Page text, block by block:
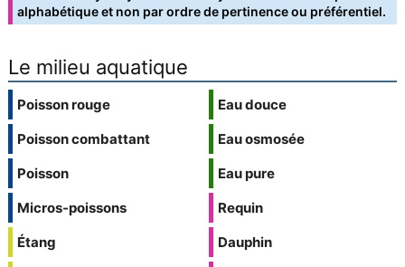
alphabétique et non par ordre de pertinence ou préférentiel.
Le milieu aquatique
Poisson rouge
Poisson combattant
Poisson
Micros-poissons
Étang
Eau douce
Eau osmosée
Eau pure
Requin
Dauphin